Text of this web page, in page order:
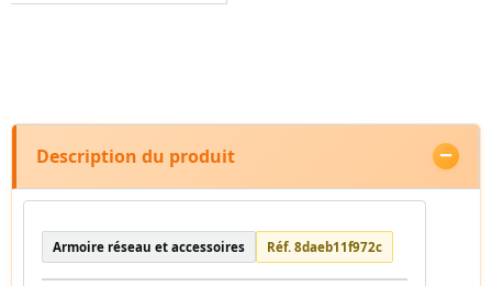
Description du produit
Armoire réseau et accessoires Réf. 8daeb11f972c